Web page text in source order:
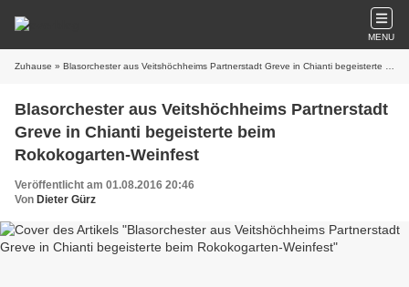
MENU
Zuhause » Blasorchester aus Veitshöchheims Partnerstadt Greve in Chianti begeisterte beim Rokokogarten-Weinfest
Blasorchester aus Veitshöchheims Partnerstadt
Greve in Chianti begeisterte beim
Rokokogarten-Weinfest
Veröffentlicht am 01.08.2016 20:46
Von Dieter Gürz